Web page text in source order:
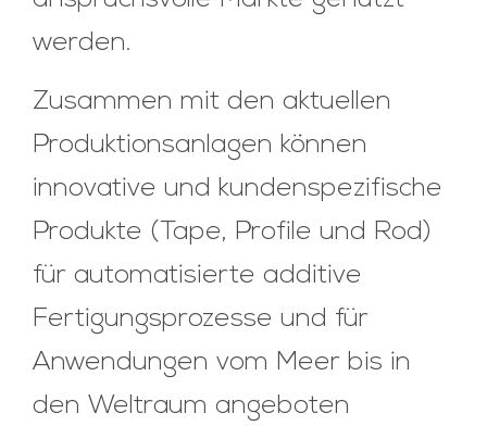
werden.
Zusammen mit den aktuellen
Produktionsanlagen können
innovative und kundenspezifische
Produkte (Tape, Profile und Rod)
für automatisierte additive
Fertigungsprozesse und für
Anwendungen vom Meer bis in
den Weltraum angeboten